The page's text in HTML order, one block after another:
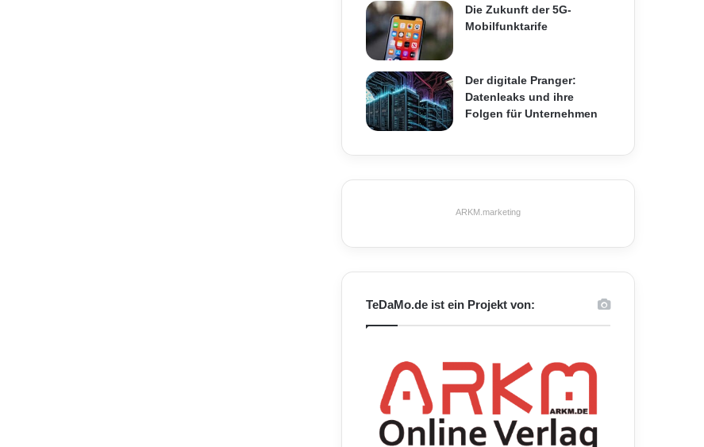
Die Zukunft der 5G-
Mobilfunktarife
Der digitale Pranger:
Datenleaks und ihre
Folgen für Unternehmen
ARKM.marketing
TeDaMo.de ist ein Projekt von: